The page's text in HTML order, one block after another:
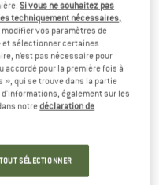
Si vous ne souhaitez pas
techniquement nécessaires,
modifier vos paramètres de
et sélectionner certaines
n’est pas nécessaire pour
accordé pour la première fois à
», qui se trouve dans la partie
également sur les
notredéclaration de
TOUT SÉLECTIONNER